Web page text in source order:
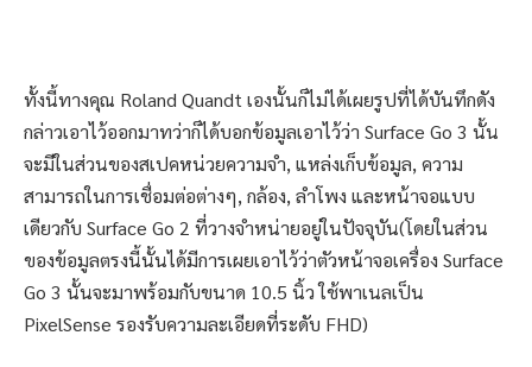
ทั้งนี้ทางคุณ Roland Quandt เองนั้นก็ไม่ได้เผยรูปที่ได้บันทึกดัง
กล่าวเอาไว้ออกมาทว่าก็ได้บอกข้อมูลเอาไว้ว่า Surface Go 3 นั้น
จะมีในส่วนของสเปคหน่วยความจำ, แหล่งเก็บข้อมูล, ความ
สามารถในการเชื่อมต่อต่างๆ, กล้อง, ลำโพง และหน้าจอแบบ
เดียวกับ Surface Go 2 ที่วางจำหน่ายอยู่ในปัจจุบัน(โดยในส่วน
ของข้อมูลตรงนี้นั้นได้มีการเผยเอาไว้ว่าตัวหน้าจอเครื่อง Surface
Go 3 นั้นจะมาพร้อมกับขนาด 10.5 นิ้ว ใช้พาเนลเป็น
PixelSense รองรับความละเอียดที่ระดับ FHD)